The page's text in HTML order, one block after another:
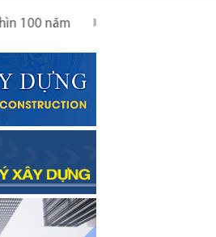
Quy hoạch mới sau sáp nhập tỉnh -